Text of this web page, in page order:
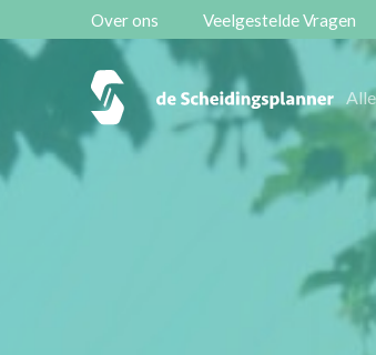
Over ons Veelgestelde Vragen
Vestigingen
Contact
Scheidingsboekje